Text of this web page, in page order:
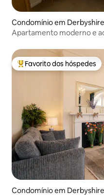
Condomínio em Derbyshire
Apartamento moderno e
Favoritos dos hóspedes
Favorito dos hóspedes
Condomínio em Derbyshire